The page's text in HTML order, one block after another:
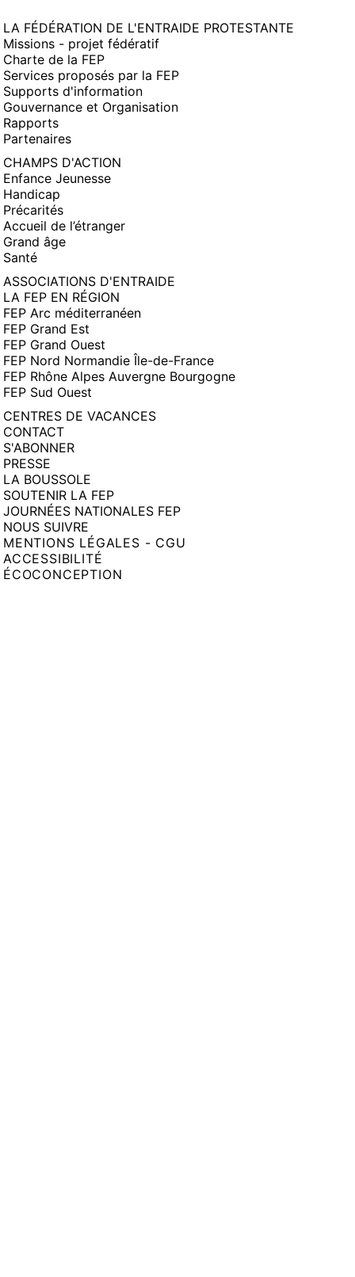
LA FÉDÉRATION DE L'ENTRAIDE PROTESTANTE
Missions - projet fédératif
Charte de la FEP
Services proposés par la FEP
Supports d'information
Gouvernance et Organisation
Rapports
Partenaires
CHAMPS D'ACTION
Enfance Jeunesse
Handicap
Précarités
Accueil de l’étranger
Grand âge
Santé
ASSOCIATIONS D'ENTRAIDE
LA FEP EN RÉGION
FEP Arc méditerranéen
FEP Grand Est
FEP Grand Ouest
FEP Nord Normandie Île-de-France
FEP Rhône Alpes Auvergne Bourgogne
FEP Sud Ouest
CENTRES DE VACANCES
CONTACT
S'ABONNER
PRESSE
LA BOUSSOLE
SOUTENIR LA FEP
JOURNÉES NATIONALES FEP
NOUS SUIVRE
MENTIONS LÉGALES - CGU
ACCESSIBILITÉ
ÉCOCONCEPTION